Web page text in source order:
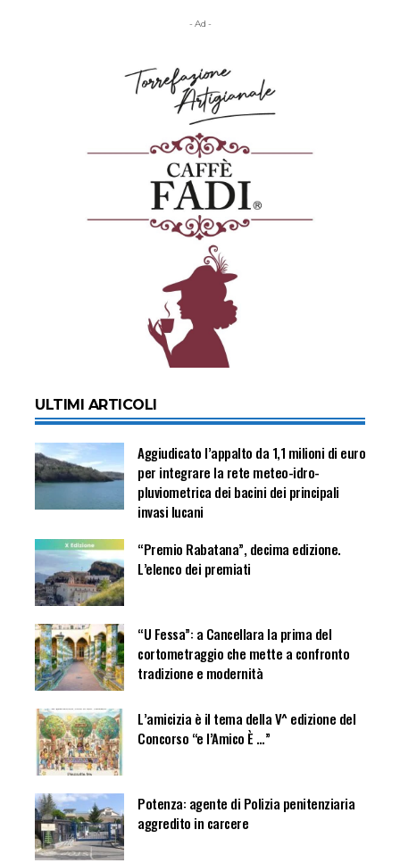
- Ad -
ULTIMI ARTICOLI
Aggiudicato l’appalto da 1,1 milioni di euro
per integrare la rete meteo-idro-
pluviometrica dei bacini dei principali
invasi lucani
“Premio Rabatana”, decima edizione.
L’elenco dei premiati
“U Fessa”: a Cancellara la prima del
cortometraggio che mette a confronto
tradizione e modernità
L’amicizia è il tema della V^ edizione del
Concorso “e l’Amico È …”
Potenza: agente di Polizia penitenziaria
aggredito in carcere